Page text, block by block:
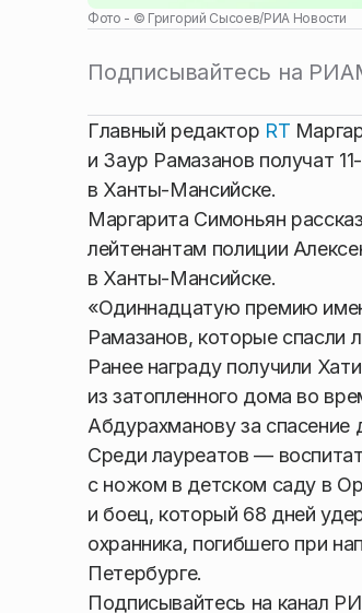
Фото - © Григорий Сысоев/РИА Новости
Подписывайтесь на
Главный редактор RT
и Заур Рамазанов получат
в Ханты-Мансийске.
Маргарита Симоньян
лейтенантам полиции
в Ханты-Мансийске.
«Одиннадцатую премию
Рамазанов, которые
Ранее награду получили
из затопленного дома во
Абдурахманову за спасение
Среди лауреатов —
с ножом в детском саду в
и боец, который 68 дней
охранника, погибшего при
Петербурге.
Подписывайтесь на канал